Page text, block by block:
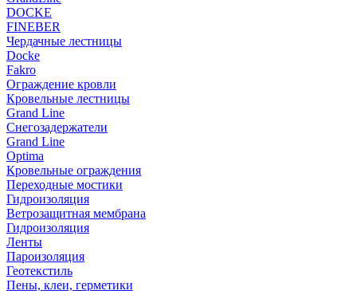
DOCKE
FINEBER
Чердачные лестницы
Docke
Fakro
Ограждение кровли
Кровельные лестницы
Grand Line
Снегозадержатели
Grand Line
Optima
Кровельные ограждения
Переходные мостики
Гидроизоляция
Ветрозащитная мембрана
Гидроизоляция
Ленты
Пароизоляция
Геотекстиль
Пены, клеи, герметики